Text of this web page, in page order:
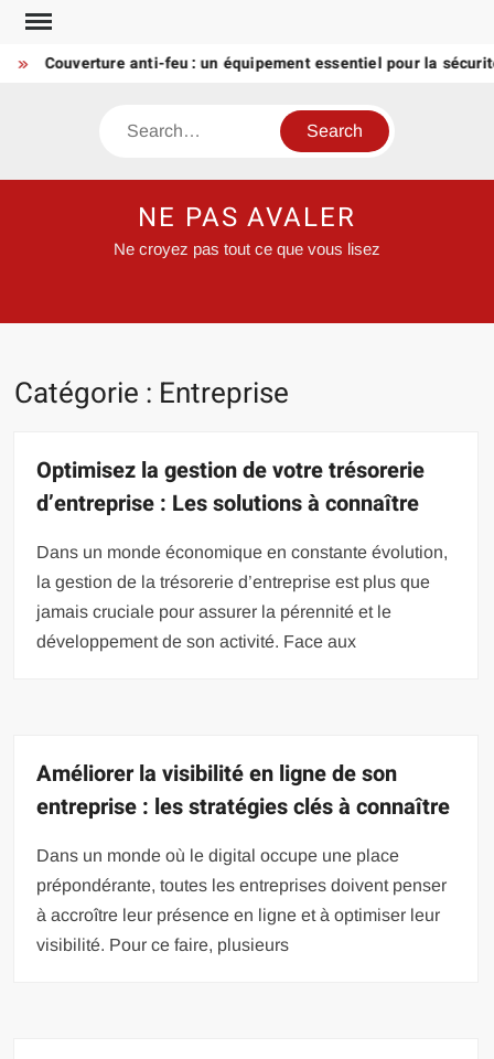
Skip
content
Couverture anti-feu : un équipement essentiel pour la sécurité
Search
NE PAS AVALER
Ne croyez pas tout ce que vous lisez
Catégorie : Entreprise
Optimisez la gestion de votre trésorerie
d’entreprise : Les solutions à connaître
Dans un monde économique en constante évolution,
la gestion de la trésorerie d’entreprise est plus que
jamais cruciale pour assurer la pérennité et le
développement de son activité. Face aux
Améliorer la visibilité en ligne de son
entreprise : les stratégies clés à connaître
Dans un monde où le digital occupe une place
prépondérante, toutes les entreprises doivent penser
à accroître leur présence en ligne et à optimiser leur
visibilité. Pour ce faire, plusieurs